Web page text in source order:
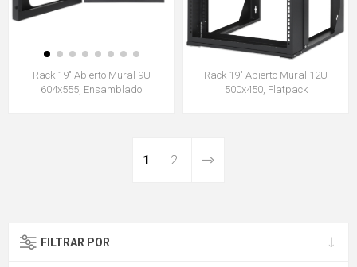
Rack 19" Abierto Mural 9U
604x555, Ensamblado
Rack 19" Abierto Mural 12U
500x450, Flatpack
1 2
FILTRAR POR